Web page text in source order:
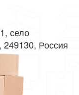
село
Россия